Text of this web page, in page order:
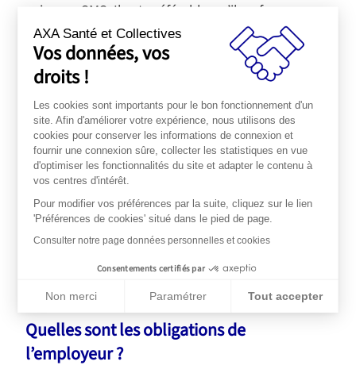
voire par SMS. Il est préférable qu’il en fasse
également part à un représentant du Conseil
Social et Economique (CSE) ou de la Commission
Santé, Sécurité et Conditions de Travail (CSSCT).
Attention : la procédure est individuelle. Même si
plusieurs salariés exercent leur droit de retrait en
même temps et pour le même motif, ils doivent le
notifier chacun à leur employeur. Le droit de retrait
ne peut pas être utilisé pour des revendications
salariales ou d’amélioration des conditions de
travail.
Quelles sont les obligations de
l’employeur ?
AXA Santé et Collectives
Vos données, vos
droits !
Les cookies sont importants pour le bon fonctionnement d'un
site. Afin d'améliorer votre expérience, nous utilisons des
cookies pour conserver les informations de connexion et
fournir une connexion sûre, collecter les statistiques en vue
d'optimiser les fonctionnalités du site et adapter le contenu à
vos centres d'intérêt.
Pour modifier vos préférences par la suite, cliquez sur le lien
'Préférences de cookies' situé dans le pied de page.
Consulter notre page données personnelles et cookies
Consentements certifiés par
Non merci Paramétrer Tout accepter
Axeptio consent
Plateforme de Gestion du Consentement : Personnalisez vos
Notre plateforme vous permet d'adapter et de gérer vos